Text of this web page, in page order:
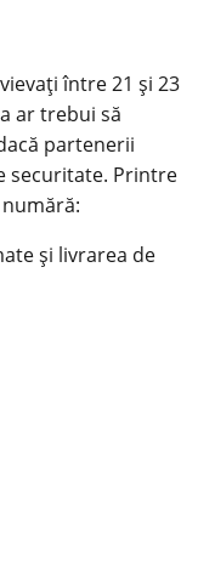
între 21 și 23
ar trebui să
partenerii
securitate. Printre
și livrarea de